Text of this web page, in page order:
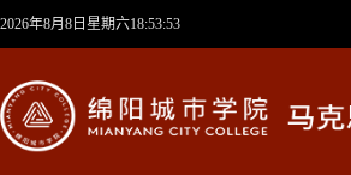
2026年8月8日星期六18:53:54